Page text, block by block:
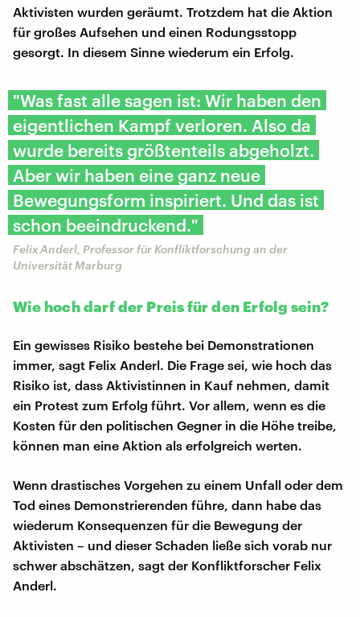
Aktivisten wurden geräumt. Trotzdem hat die Aktion
für großes Aufsehen und einen Rodungsstopp
gesorgt. In diesem Sinne wiederum ein Erfolg.
"Was fast alle sagen ist: Wir haben den
eigentlichen Kampf verloren. Also da
wurde bereits größtenteils abgeholzt.
Aber wir haben eine ganz neue
Bewegungsform inspiriert. Und das ist
schon beeindruckend."
Felix Anderl, Professor für Konfliktforschung an der
Universität Marburg
Wie hoch darf der Preis für den Erfolg sein?
Ein gewisses Risiko bestehe bei Demonstrationen
immer, sagt Felix Anderl. Die Frage sei, wie hoch das
Risiko ist, dass Aktivistinnen in Kauf nehmen, damit
ein Protest zum Erfolg führt. Vor allem, wenn es die
Kosten für den politischen Gegner in die Höhe treibe,
können man eine Aktion als erfolgreich werten.
Wenn drastisches Vorgehen zu einem Unfall oder dem
Tod eines Demonstrierenden führe, dann habe das
wiederum Konsequenzen für die Bewegung der
Aktivisten – und dieser Schaden ließe sich vorab nur
schwer abschätzen, sagt der Konfliktforscher Felix
Anderl.